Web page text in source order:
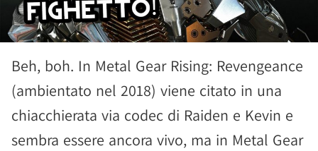
Beh, boh. In Metal Gear Rising: Revengeance
(ambientato nel 2018) viene citato in una
chiacchierata via codec di Raiden e Kevin e
sembra essere ancora vivo, ma in Metal Gear